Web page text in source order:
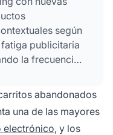
según
publicitaria
la frecuencia
abandonados
una de las mayores
electrónico, y los